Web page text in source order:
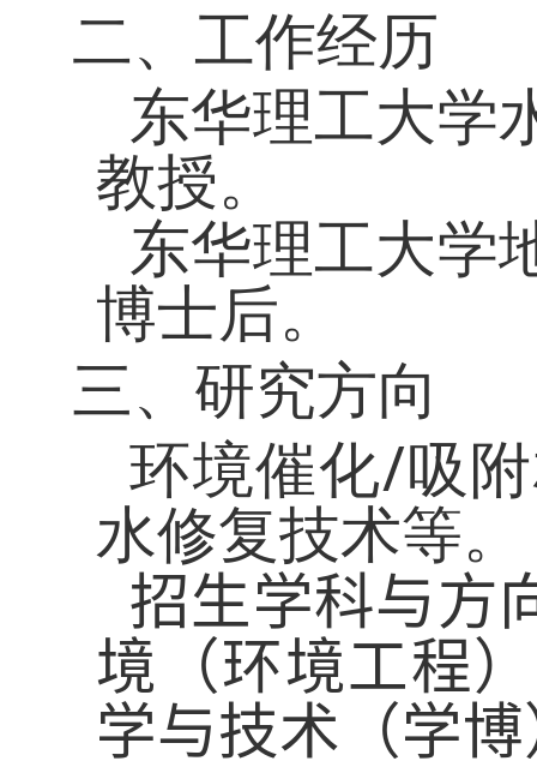
二、工作经历
东华理工大学
教授。
东华理工大学
博士后。
三、研究方向
环境催化/吸
水修复技术等。
招生学科与方
境（环境工程
学与技术（学